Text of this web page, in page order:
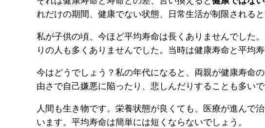
れだけの期間、健康でない状態、日常生活が制限されると
私が子供の頃、今ほど平均寿命は長くありませんでした
りの人も多くありませんでした。当時は健康寿命と平均
今はどうでしょう？私の年代になると、両親が健康寿命
由さで自己嫌悪に陥ったり、悲しんだりすることも多い
人間も生き物です。栄養状態が良くても、医療が進んで
います。平均寿命は簡単には短くならないでしょう。